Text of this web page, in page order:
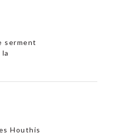
serment
Houthis